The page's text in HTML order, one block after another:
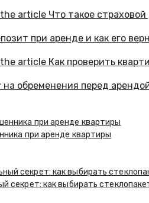
при аренде и как его
на обременения перед
при аренде квартиры
секрет: как выбирать